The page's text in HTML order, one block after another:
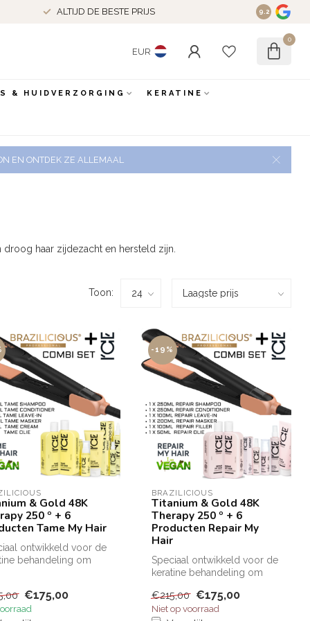
ALTIJD DE BESTE PRIJS 9.2
EUR
0
& HUIDVERZORGING KERATINE
EN ONTDEK ZE ALLEMAAL
haar zijdezacht en hersteld zijn.
Toon:
& Gold 48K
250 º + 6
Tame My Hair
ontwikkeld voor de
behandeling om
€175,00
-19%
BRAZILICIOUS
Titanium & Gold 48K
Therapy 250 º + 6
Producten Repair My
Hair
Speciaal ontwikkeld voor de
keratine behandeling om
bekomen...
€215,00 €175,00
Niet op voorraad